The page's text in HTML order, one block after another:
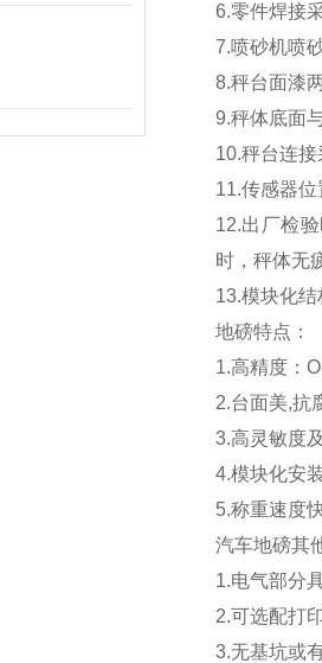
6.零件焊接
7.喷砂机喷
8.秤台面漆
9.秤体底面
10.秤台连接
11.传感器位
12.出厂检
时，秤体无
13.模块化
地磅特点：
1.高精度：
2.台面美,抗
3.高灵敏度
4.模块化安
5.称重速度
汽车地磅其
1.电气部分
2.可选配打
3.无基坑或